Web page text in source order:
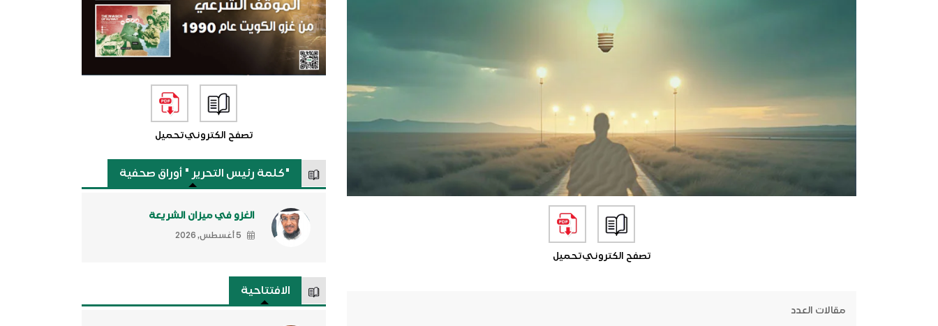
تصفح الكترونيتحميل
مقالات العدد
تصفح الكترونيتحميل
"كلمة رئيس التحرير " أوراق صحفية
الغزو في ميزان الشريعة
5 أغسطس, 2026
الافتتاحية